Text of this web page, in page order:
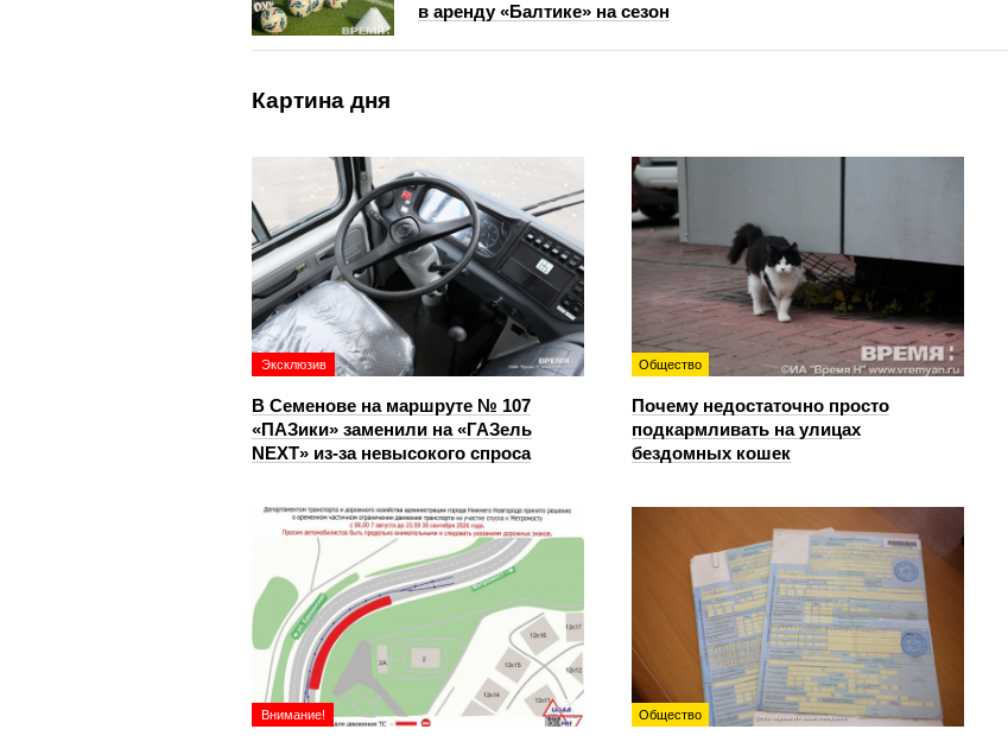
в аренду «Балтике» на сезон
Картина дня
Эксклюзив
В Семенове на маршруте № 107
«ПАЗики» заменили на «ГАЗель
NEXT» из‑за невысокого спроса
Общество
Почему недостаточно просто
подкармливать на улицах
бездомных кошек
Внимание! Общество